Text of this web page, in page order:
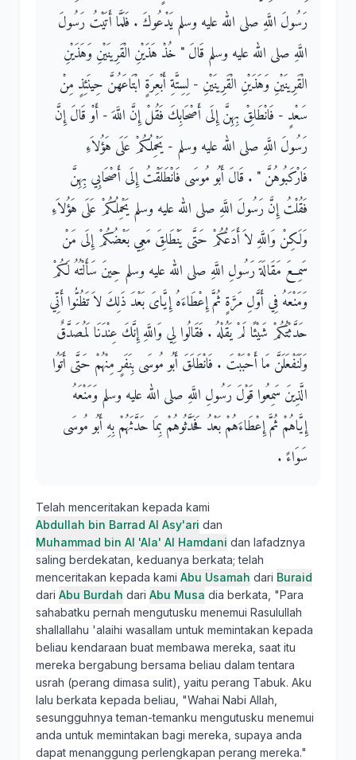
رَسُولَ اللَّهِ صلى الله عليه وسلم يَدْعُوكَ ‏.‏ فَلَمَّا أَتَيْتُ رَسُولَ
اللَّهِ صلى الله عليه وسلم قَالَ ‏"‏ خُذْ هَذَيْنِ الْقَرِينَيْنِ وَهَذَيْنِ
الْقَرِينَيْنِ وَهَذَيْنِ الْقَرِينَيْنِ - لِسِتَّةِ أَبْعِرَةٍ ابْتَاعَهُنَّ حِينَئِذٍ مِنْ
سَعْدٍ - فَانْطَلِقْ بِهِنَّ إِلَى أَصْحَابِكَ فَقُلْ إِنَّ اللَّهَ - أَوْ قَالَ إِنَّ
رَسُولَ اللَّهِ صلى الله عليه وسلم - يَحْمِلُكُمْ عَلَى هَؤُلاَءِ
فَارْكَبُوهُنَّ ‏"‏ ‏.‏ قَالَ أَبُو مُوسَى فَانْطَلَقْتُ إِلَى أَصْحَابِي بِهِنَّ
فَقُلْتُ إِنَّ رَسُولَ اللَّهِ صلى الله عليه وسلم يَحْمِلُكُمْ عَلَى هَؤُلاَءِ
وَلَكِنْ وَاللَّهِ لاَ أَدَعُكُمْ حَتَّى يَنْطَلِقَ مَعِي بَعْضُكُمْ إِلَى مَنْ
سَمِعَ مَقَالَةَ رَسُولِ اللَّهِ صلى الله عليه وسلم حِينَ سَأَلْتُهُ لَكُمْ
وَمَنْعَهُ فِي أَوَّلِ مَرَّةٍ ثُمَّ إِعْطَاءَهُ إِيَّاىَ بَعْدَ ذَلِكَ لاَ تَظُنُّوا أَنِّي
حَدَّثْتُكُمْ شَيْئًا لَمْ يَقُلْهُ ‏.‏ فَقَالُوا لِي وَاللَّهِ إِنَّكَ عِنْدَنَا لَمُصَدَّقٌ
وَلَنَفْعَلَنَّ مَا أَحْبَبْتَ ‏.‏ فَانْطَلَقَ أَبُو مُوسَى بِنَفَرٍ مِنْهُمْ حَتَّى أَتَوُا
الَّذِينَ سَمِعُوا قَوْلَ رَسُولِ اللَّهِ صلى الله عليه وسلم وَمَنْعَهُ
إِيَّاهُمْ ثُمَّ إِعْطَاءَهُمْ بَعْدُ فَحَدَّثُوهُمْ بِمَا حَدَّثَهُمْ بِهِ أَبُو مُوسَى
سَوَاءً ‏.‏
Telah menceritakan kepada kami
Abdullah bin Barrad Al Asy'ari dan
Muhammad bin Al 'Ala' Al Hamdani dan lafadznya
saling berdekatan, keduanya berkata; telah
menceritakan kepada kami Abu Usamah dari Buraid
dari Abu Burdah dari Abu Musa dia berkata, "Para
sahabatku pernah mengutusku menemui Rasulullah
shallallahu 'alaihi wasallam untuk memintakan kepada
beliau kendaraan buat membawa mereka, saat itu
mereka bergabung bersama beliau dalam tentara
usrah (perang dimasa sulit), yaitu perang Tabuk. Aku
lalu berkata kepada beliau, "Wahai Nabi Allah,
sesungguhnya teman-temanku mengutusku menemui
anda untuk memintakan bagi mereka, supaya anda
dapat menanggung perlengkapan perang mereka."